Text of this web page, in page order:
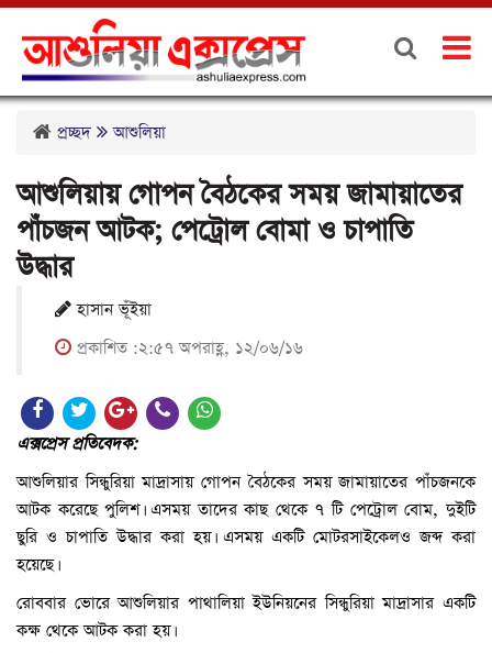
প্রচ্ছদ আশুলিয়া
আশুলিয়ায় গোপন বৈঠকের সময় জামায়াতের
পাঁচজন আটক; পেট্রোল বোমা ও চাপাতি
উদ্ধার
হাসান ভূঁইয়া
প্রকাশিত :২:৫৭ অপরাহ্ণ, ১২/০৬/১৬
এক্সপ্রেস প্রতিবেদক:
আশুলিয়ার সিন্ধুরিয়া মাদ্রাসায় গোপন বৈঠকের সময় জামায়াতের পাঁচজনকে
আটক করেছে পুলিশ। এসময় তাদের কাছ থেকে ৭ টি পেট্রোল বোম, দুইটি
ছুরি ও চাপাতি উদ্ধার করা হয়। এসময় একটি মোটরসাইকেলও জব্দ করা
হয়েছে।
রোববার ভোরে আশুলিয়ার পাথালিয়া ইউনিয়নের সিন্ধুরিয়া মাদ্রাসার একটি
কক্ষ থেকে আটক করা হয়।